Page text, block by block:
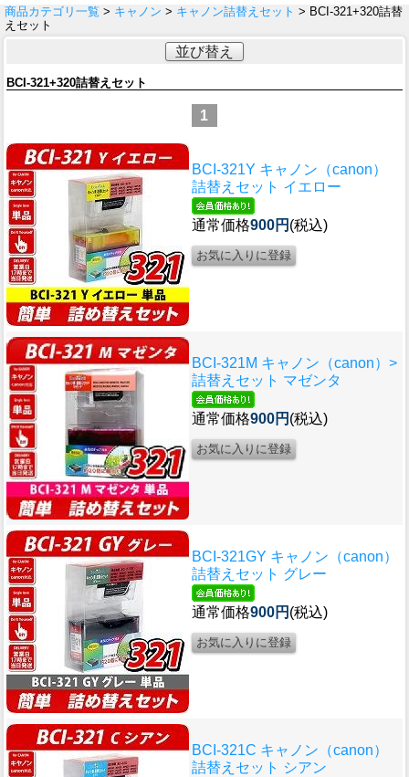
商品カテゴリ一覧 > キャノン > キャノン詰替えセット > BCI-321+320詰替
えセット
並び替え
BCI-321+320詰替えセット
1
BCI-321Y キャノン（canon）
詰替えセット イエロー
通常価格900円 (税込)
BCI-321M キャノン（canon）>
詰替えセット マゼンタ
通常価格900円 (税込)
BCI-321GY キャノン（canon）
詰替えセット グレー
通常価格900円 (税込)
BCI-321C キャノン（canon）
詰替えセット シアン